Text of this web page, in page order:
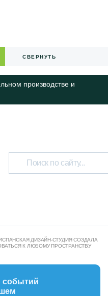
СВЕРНУТЬ
производстве и
ДИЗАЙН-СТУДИЯ СОЗДАЛА
К ЛЮБОМУ ПРОСТРАНСТВУ
событий